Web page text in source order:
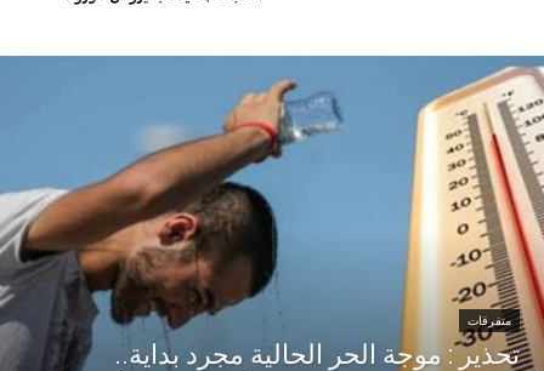
متفرقات
تحذير : موجة الحر الحالية مجرد بداية..